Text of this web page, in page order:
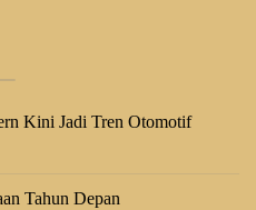
Kini Jadi Tren Otomotif
Tahun Depan